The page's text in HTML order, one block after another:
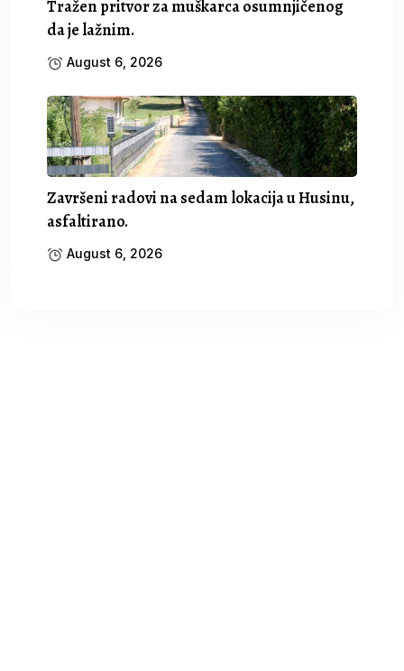
Tražen pritvor za muškarca osumnjičenog
da je lažnim.
August 6, 2026
Završeni radovi na sedam lokacija u Husinu,
asfaltirano.
August 6, 2026